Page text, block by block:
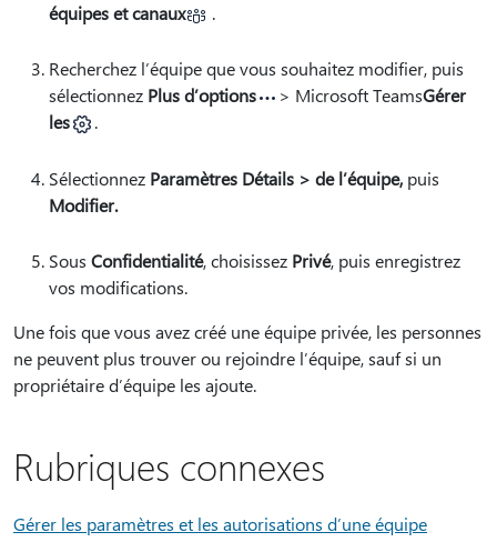
équipes et canaux
.
Recherchez l’équipe que vous souhaitez modifier, puis
sélectionnez Plus d’options > Microsoft TeamsGérer
les
.
Sélectionnez Paramètres Détails > de l’équipe, puis
Modifier.
Sous Confidentialité, choisissez Privé, puis enregistrez
vos modifications.
Une fois que vous avez créé une équipe privée, les personnes
ne peuvent plus trouver ou rejoindre l’équipe, sauf si un
propriétaire d’équipe les ajoute.
Rubriques connexes
Gérer les paramètres et les autorisations d’une équipe